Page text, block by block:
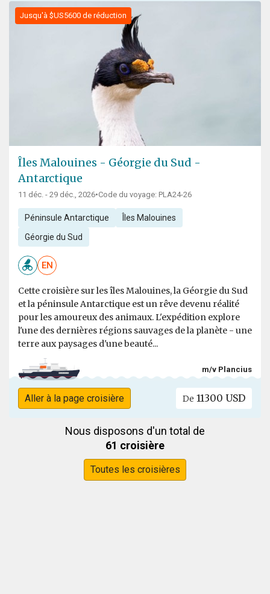
Jusqu'à $US5600 de réduction
Îles Malouines - Géorgie du Sud -
Antarctique
11 déc. - 29 déc., 2026•Code du voyage: PLA24-26
Péninsule Antarctique Îles Malouines
Géorgie du Sud
EN
Cette croisière sur les îles Malouines, la Géorgie du Sud
et la péninsule Antarctique est un rêve devenu réalité
pour les amoureux des animaux. L'expédition explore
l'une des dernières régions sauvages de la planète - une
terre aux paysages d'une beauté...
m/v Plancius
Aller à la page croisière De 11300 USD
Nous disposons d'un total de
61 croisière
Toutes les croisières